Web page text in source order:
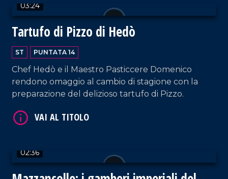
03:24
Tartufo di Pizzo di Hedò
ST PUNTATA 14
Chef Hedò e il Maestro Pasticcere Domenico
rendono omaggio al cambio di stagione con la
preparazione del delizioso tartufo di Pizzo.
02:36
VAI AL TITOLO